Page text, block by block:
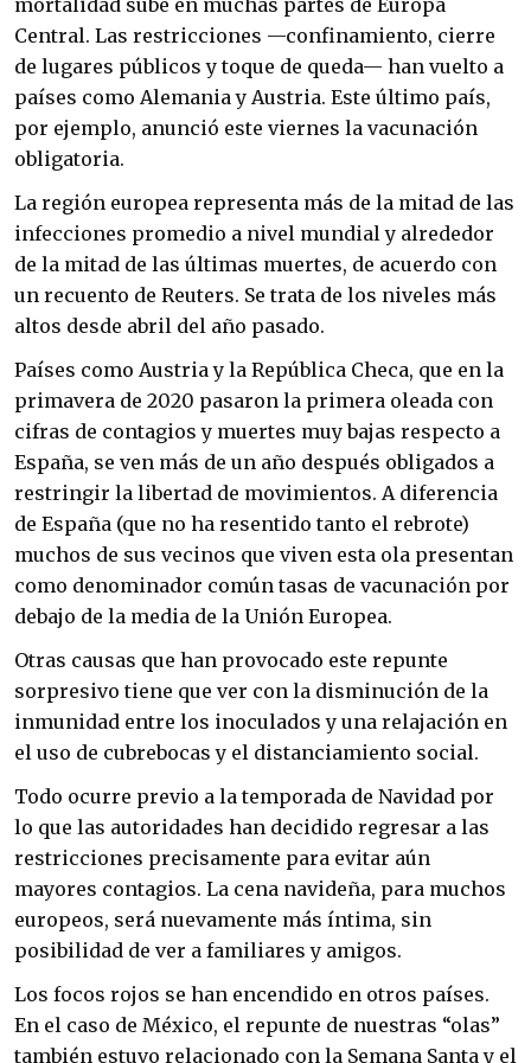
Central. Las restricciones —confinamiento, cierre
de lugares públicos y toque de queda— han vuelto a
países como Alemania y Austria. Este último país,
por ejemplo, anunció este viernes la vacunación
obligatoria.
La región europea representa más de la mitad de las
infecciones promedio a nivel mundial y alrededor
de la mitad de las últimas muertes, de acuerdo con
un recuento de Reuters. Se trata de los niveles más
altos desde abril del año pasado.
Países como Austria y la República Checa, que en la
primavera de 2020 pasaron la primera oleada con
cifras de contagios y muertes muy bajas respecto a
España, se ven más de un año después obligados a
restringir la libertad de movimientos. A diferencia
de España (que no ha resentido tanto el rebrote)
muchos de sus vecinos que viven esta ola presentan
como denominador común tasas de vacunación por
debajo de la media de la Unión Europea.
Otras causas que han provocado este repunte
sorpresivo tiene que ver con la disminución de la
inmunidad entre los inoculados y una relajación en
el uso de cubrebocas y el distanciamiento social.
Todo ocurre previo a la temporada de Navidad por
lo que las autoridades han decidido regresar a las
restricciones precisamente para evitar aún
mayores contagios. La cena navideña, para muchos
europeos, será nuevamente más íntima, sin
posibilidad de ver a familiares y amigos.
Los focos rojos se han encendido en otros países.
En el caso de México, el repunte de nuestras “olas”
también estuvo relacionado con la Semana Santa y el